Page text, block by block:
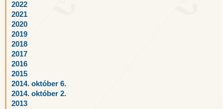
2022
2021
2020
2019
2018
2017
2016
2015
2014. október 6.
2014. október 2.
2013